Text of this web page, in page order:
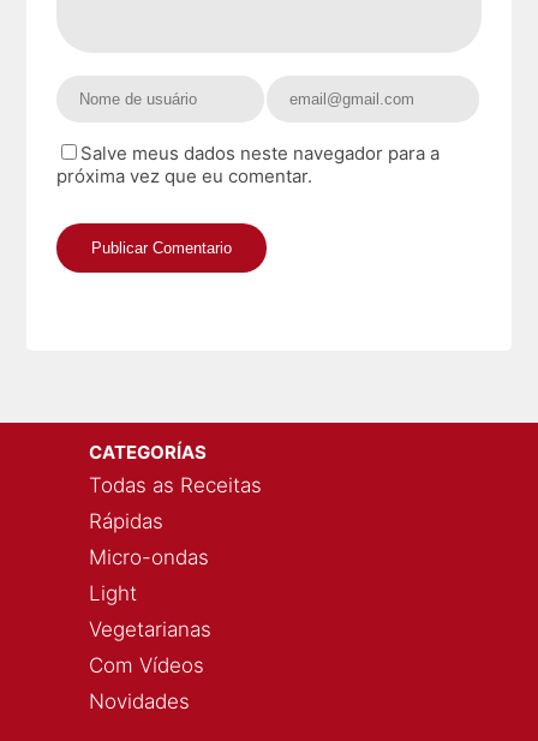
Salve meus dados neste navegador para a
próxima vez que eu comentar.
CATEGORÍAS
Todas as Receitas
Rápidas
Micro-ondas
Light
Vegetarianas
Com Vídeos
Novidades